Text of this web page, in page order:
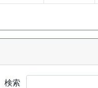
検索